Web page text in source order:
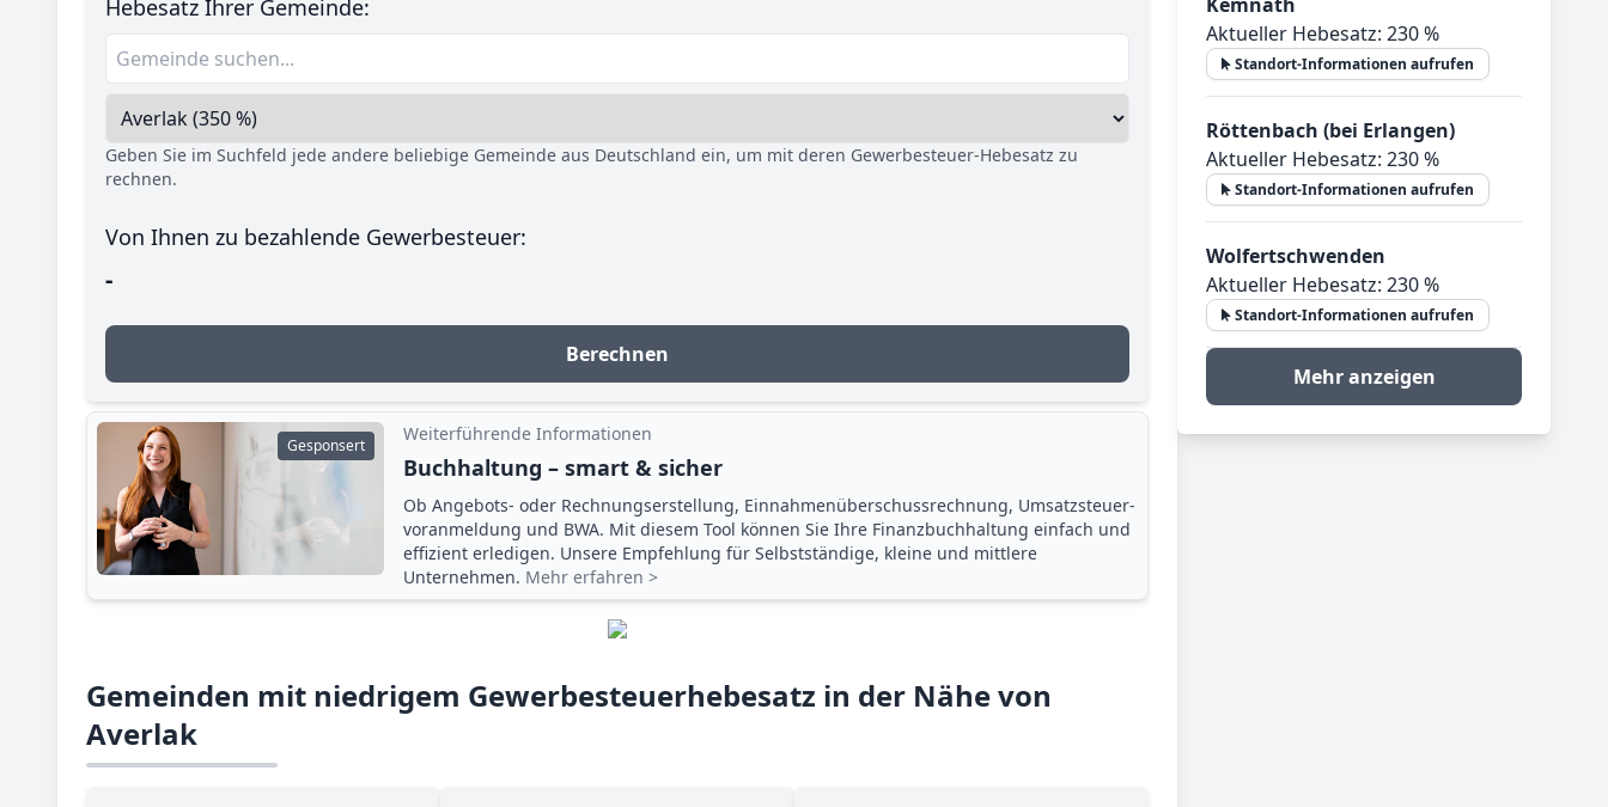
Hebesatz Ihrer Gemeinde:
Geben Sie im Suchfeld jede andere beliebige Gemeinde aus Deutschland ein, um mit deren Gewerbesteuer-Hebesatz zu
rechnen.
Von Ihnen zu bezahlende Gewerbesteuer:
-
Berechnen
Gesponsert
Weiterführende Informationen
Buchhaltung – smart & sicher
Ob Angebots- oder Rechnungserstellung, Einnahmenüberschuss­rechnung, Umsatzsteuer­
voranmeldung und BWA. Mit diesem Tool können Sie Ihre Finanz­buchhaltung einfach und
effizient erledigen. Unsere Empfehlung für Selbstständige, kleine und mittlere
Unternehmen. Mehr erfahren >
Gemeinden mit niedrigem Gewerbesteuerhebesatz in der Nähe von
Averlak
Aktueller Hebesatz: 230 %
Standort-Informationen aufrufen
Röttenbach (bei Erlangen)
Aktueller Hebesatz: 230 %
Standort-Informationen aufrufen
Wolfertschwenden
Aktueller Hebesatz: 230 %
Standort-Informationen aufrufen
Mehr anzeigen